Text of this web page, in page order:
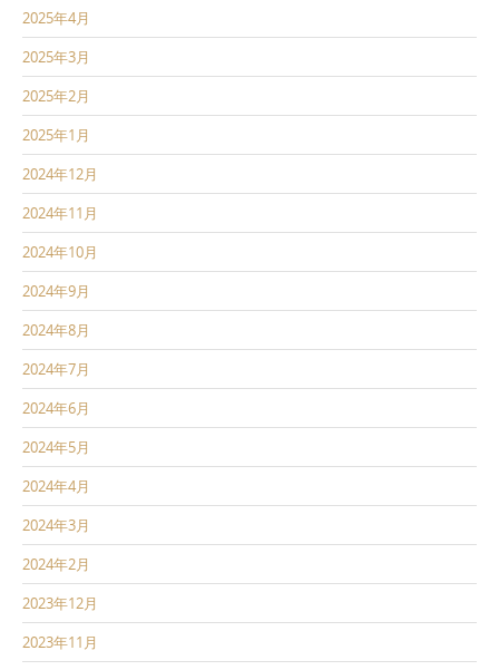
2025年4月
2025年3月
2025年2月
2025年1月
2024年12月
2024年11月
2024年10月
2024年9月
2024年8月
2024年7月
2024年6月
2024年5月
2024年4月
2024年3月
2024年2月
2023年12月
2023年11月